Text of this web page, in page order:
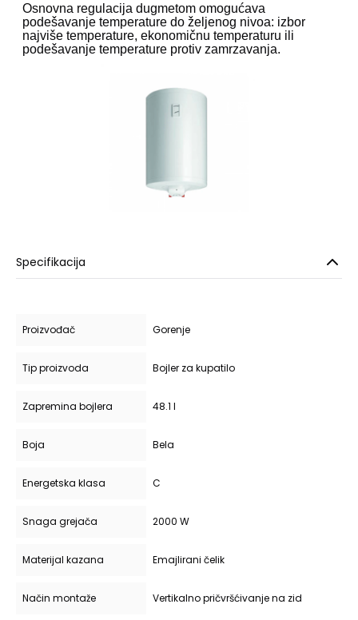
Osnovna regulacija dugmetom omogućava
podešavanje temperature do željenog nivoa: izbor
najviše temperature, ekonomičnu temperaturu ili
podešavanje temperature protiv zamrzavanja.
Specifikacija
Proizvođač Gorenje
Tip proizvoda Bojler za kupatilo
Zapremina bojlera 48.1 l
Boja Bela
Energetska klasa C
Snaga grejača 2000 W
Materijal kazana Emajlirani čelik
Način montaže Vertikalno pričvršćivanje na zid